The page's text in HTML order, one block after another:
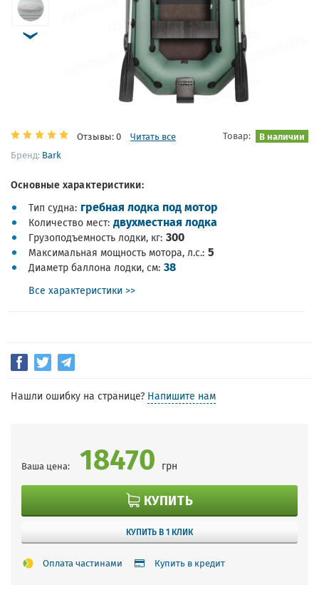
Отзывы: 0 Читать все Товар: В наличии
Бренд: Bark
Основные характеристики:
Тип судна гребная лодка под мотор
Количество мест двухместная лодка
Грузоподъемность лодки, кг 300
Максимальная мощность мотора, л.с. 5
Диаметр баллона лодки, см 38
Все характеристики >>
Нашли ошибку на странице? Напишите нам
Ваша цена: 18470 грн
КУПИТЬ
КУПИТЬ В 1 КЛИК
Оплата частинами Купить в кредит